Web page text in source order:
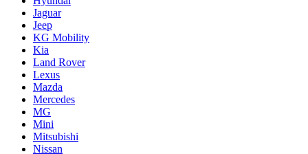
Jaguar
Jeep
KG Mobility
Kia
Land Rover
Lexus
Mazda
Mercedes
MG
Mini
Mitsubishi
Nissan